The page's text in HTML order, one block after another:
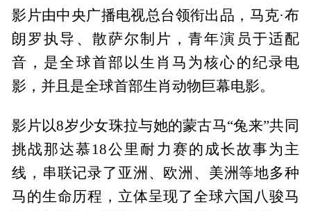
影片由中央广播电视总台领衔出品，马克·布
朗罗执导、散萨尔制片，青年演员于适配
音，是全球首部以生肖马为核心的纪录电
影，并且是全球首部生肖动物巨幕电影。
影片以8岁少女珠拉与她的蒙古马“兔来”共同
挑战那达慕18公里耐力赛的成长故事为主
线，串联记录了亚洲、欧洲、美洲等地多种
马的生命历程，立体呈现了全球六国八骏马